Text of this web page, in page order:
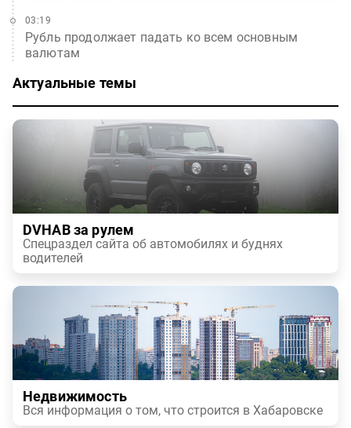
Рубль продолжает падать ко всем основным
валютам
03:19
Актуальные темы
DVHAB за рулем
Спецраздел сайта об автомобилях и буднях
водителей
Недвижимость
Вся информация о том, что строится в Хабаровске